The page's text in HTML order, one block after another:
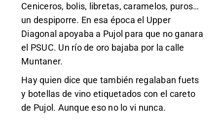
Ceniceros, bolis, libretas, caramelos, puros…
un despiporre. En esa época el Upper
Diagonal apoyaba a Pujol para que no ganara
el PSUC. Un río de oro bajaba por la calle
Muntaner.
Hay quien dice que también regalaban fuets
y botellas de vino etiquetados con el careto
de Pujol. Aunque eso no lo vi nunca.